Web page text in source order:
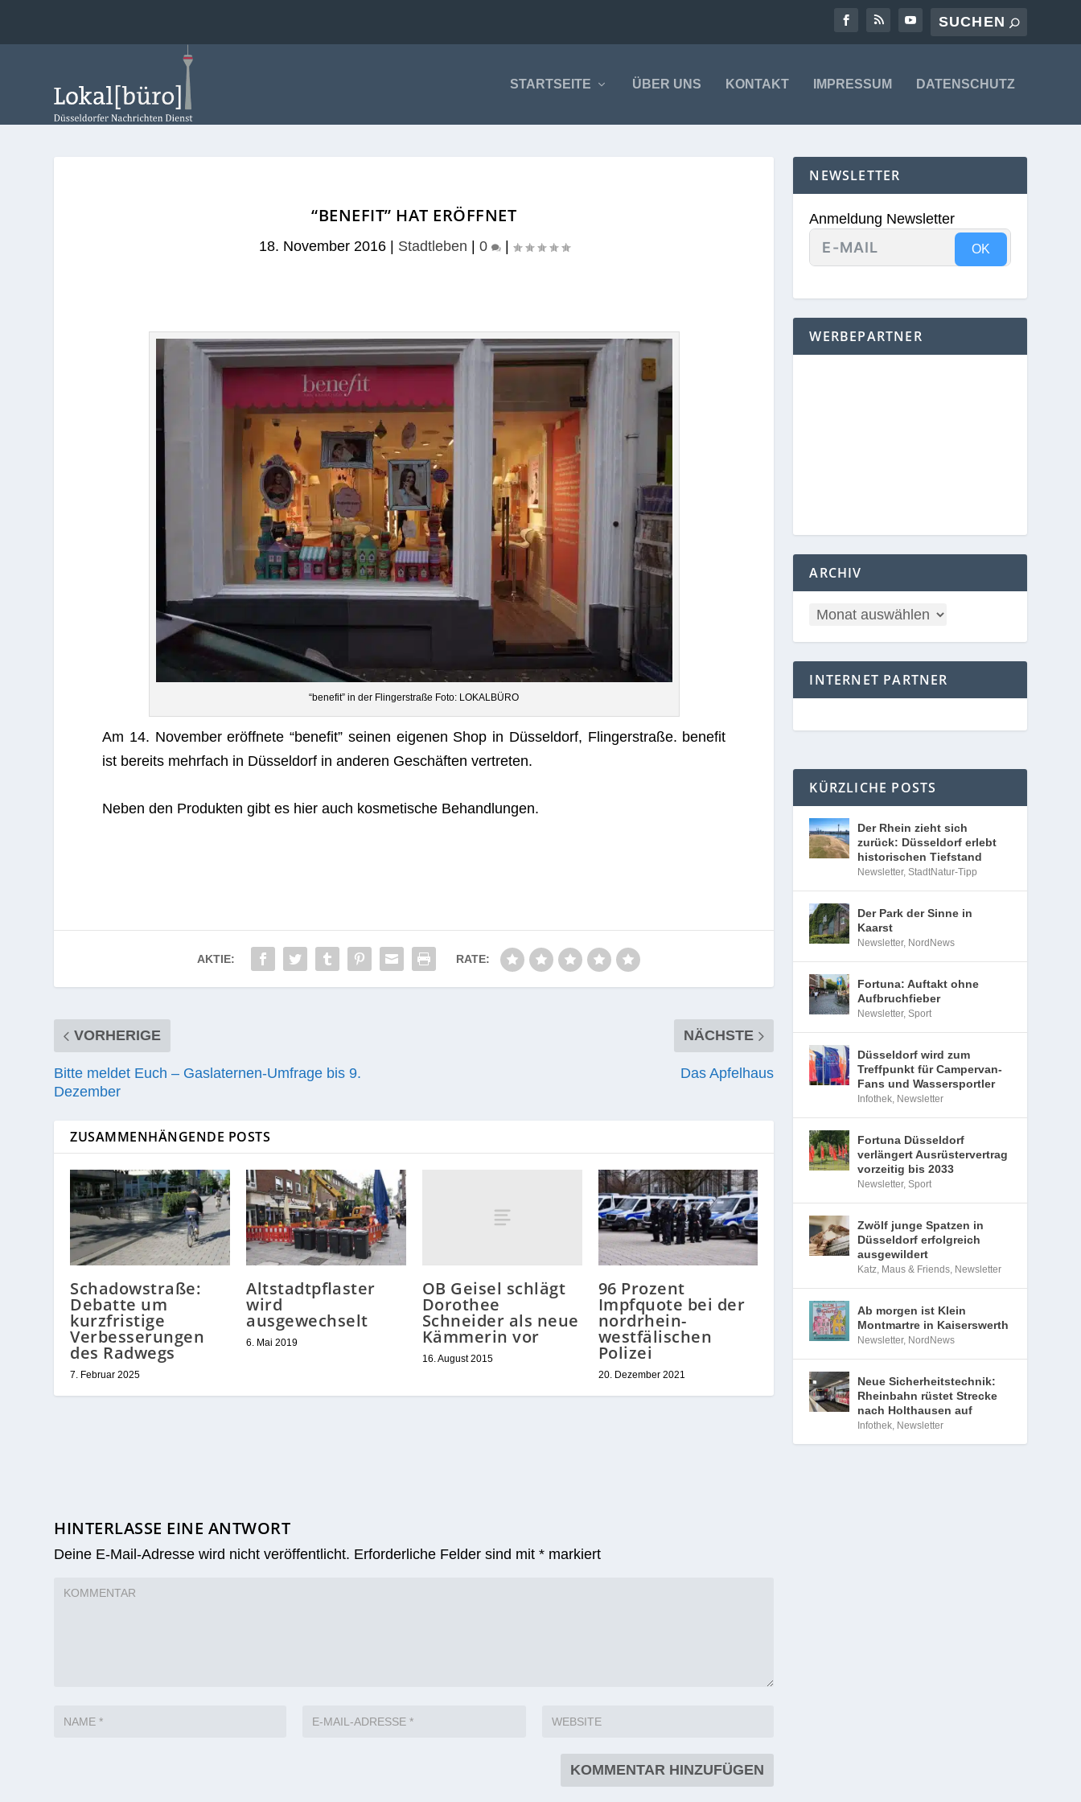
STARTSEITE ÜBER UNS KONTAKT IMPRESSUM DATENSCHUTZ
“BENEFIT” HAT ERÖFFNET
18. November 2016| Stadtleben 0 |
“bene­fit” in der Flin­ger­straße Foto: LOKALBÜRO
Am 14. Novem­ber eröff­nete “bene­fit” sei­nen eige­nen Shop in Düs­sel­dorf, Flin­ger­straße. bene­fit
ist bereits mehr­fach in Düs­sel­dorf in ande­ren Geschäf­ten vertreten.
Neben den Pro­duk­ten gibt es hier auch kos­me­ti­sche Behandlungen.
AKTIE: RATE:
VORHERIGE
Bitte meldet Euch – Gaslaternen-Umfrage bis 9.
Dezember
NÄCHSTE
Das Apfelhaus
ZUSAMMENHÄNGENDE POSTS
Schadowstraße:
Debatte um
kurzfristige
Verbesserungen
des Radwegs
7. Februar 2025
Altstadtpflaster
wird
ausgewechselt
6. Mai 2019
OB Geisel schlägt
Dorothee
Schneider als neue
Kämmerin vor
16. August 2015
96 Prozent
Impfquote bei der
nordrhein-
westfälischen
Polizei
20. Dezember 2021
HINTERLASSE EINE ANTWORT
Deine E-Mail-Adresse wird nicht veröffentlicht. Erforderliche Felder sind mit* markiert
NEWSLETTER
Anmeldung Newsletter
OK
WERBEPARTNER
ARCHIV
INTERNET PARTNER
KÜRZLICHE POSTS
Der Rhein zieht sich
zurück: Düsseldorf erlebt
historischen Tiefstand
Newsletter,StadtNatur-Tipp
Der Park der Sinne in
Kaarst
Newsletter, NordNews
Fortuna: Auftakt ohne
Aufbruchfieber
Newsletter,Sport
Düsseldorf wird zum
Treffpunkt für Campervan-
Fans und Wassersportler
Infothek, Newsletter
Fortuna Düsseldorf
verlängert Ausrüstervertrag
vorzeitig bis 2033
Newsletter,Sport
Zwölf junge Spatzen in
Düsseldorf erfolgreich
ausgewildert
Katz, Maus & Friends, Newsletter
Ab morgen ist Klein
Montmartre in Kaiserswerth
Newsletter, NordNews
Neue Sicherheitstechnik:
Rheinbahn rüstet Strecke
nach Holthausen auf
Infothek, Newsletter